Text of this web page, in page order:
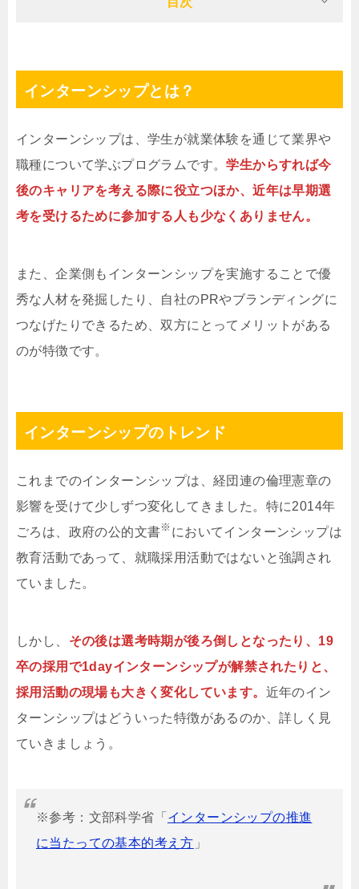
インターンシップとは？
インターンシップは、学生が就業体験を通じて業界や
職種について学ぶプログラムです。学生からすれば今
後のキャリアを考える際に役立つほか、近年は早期選
考を受けるために参加する人も少なくありません。
また、企業側もインターンシップを実施することで優
秀な人材を発掘したり、自社のPRやブランディングに
つなげたりできるため、双方にとってメリットがある
のが特徴です。
インターンシップのトレンド
これまでのインターンシップは、経団連の倫理憲章の
影響を受けて少しずつ変化してきました。特に2014年
ごろは、政府の公的文書※ においてインターンシップは
教育活動であって、就職採用活動ではないと強調され
ていました。
しかし、 その後は選考時期が後ろ倒しとなったり、19
卒の採用で1dayインターンシップが解禁されたりと、
採用活動の現場も大きく変化しています。 近年のイン
ターンシップはどういった特徴があるのか、詳しく見
ていきましょう。
※参考：文部科学省「 インターンシップの推進
に当たっての基本的考え方 」